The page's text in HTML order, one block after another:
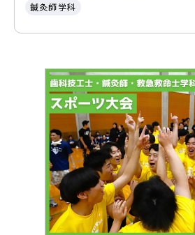
鍼灸師学科